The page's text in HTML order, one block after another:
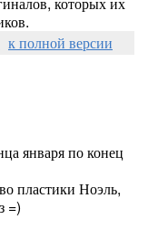
к полной версии
января по конец
пластики Ноэль,
=)